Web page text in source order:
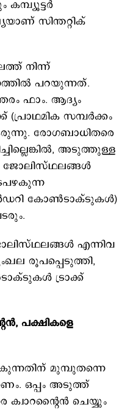
സിന്തറ്റിക്
നിന്ന്
പറയുന്നത്.
ഫാം. ആദ്യം
സമ്പർക്കം
രോ​ഗബാധിതരെ
അടുത്തുള്ള
ജോലിസ്ഥലങ്ങൾ
കോൺടാക്ടുകൾ)
എന്നിവ
രൂപപ്പെടുത്തി,
ട്രാക്ക്
പക്ഷികളെ
മുമ്പുതന്നെ
ഒപ്പം അടുത്ത്
ക്വാറന്റൈൻ ചെയ്യും